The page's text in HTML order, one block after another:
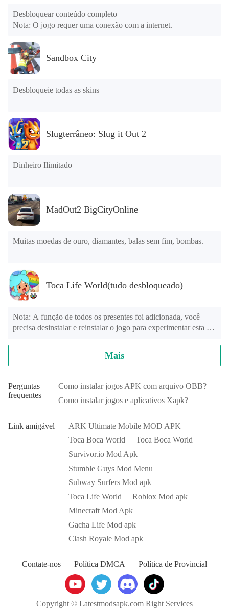
Desbloquear conteúdo completo
Nota: O jogo requer uma conexão com a internet.
Sandbox City
Desbloqueie todas as skins
Slugterrâneo: Slug it Out 2
Dinheiro Ilimitado
MadOut2 BigCityOnline
Muitas moedas de ouro, diamantes, balas sem fim, bombas.
Toca Life World(tudo desbloqueado)
Nota: A função de todos os presentes foi adicionada, você
precisa desinstalar e reinstalar o jogo para experimentar esta
1. O jogo está três vezes mais rápido do que antes
3. Inclua todas as funções
4. Todos os presentes estão disponíveis (você pode deslizar
para a extrema direita na agência dos correios, há uma janela à
os presentes de anos anteriores).
Tente baixar e instalar outra versão do jogo
Verifique se o mesmo jogo já existe no telefone; em caso
afirmativo, desinstale-o primeiro; ao desinstalar, o arquivo local
será limpo; depois de desinstalar, tente instalar novamente
Verifique se a memória do telefone é suficiente, caso contrário,
limpe a memória do telefone primeiro e tente instalar
Mais
Perguntas
frequentes
Como instalar jogos APK com arquivo OBB?
Como instalar jogos e aplicativos Xapk?
Link amigável
ARK Ultimate Mobile MOD APK
Toca Boca World
Toca Boca World
Survivor.io Mod Apk
Stumble Guys Mod Menu
Subway Surfers Mod apk
Toca Life World
Roblox Mod apk
Minecraft Mod Apk
Gacha Life Mod apk
Clash Royale Mod apk
Contate-nos Política DMCA Política de Provincial
Copyright © Latestmodsapk.com Right Services